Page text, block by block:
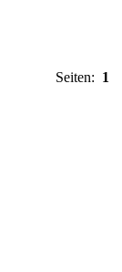
Seiten: 1